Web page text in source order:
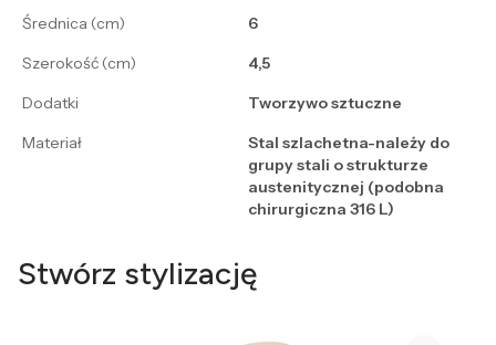
Średnica (cm)
6
Szerokość (cm)
4,5
Dodatki
Tworzywo sztuczne
Materiał
Stal szlachetna-należy do
grupy stali o strukturze
austenitycznej (podobna
chirurgiczna 316 L)
Stwórz stylizację